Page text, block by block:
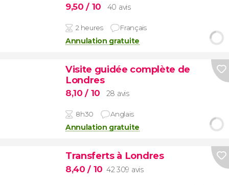
9,50/ 10 40 avis
2 heures Français
Annulation gratuite
Visite guidée complète de
Londres
8,10/ 10 28 avis
8h30 Anglais
Annulation gratuite
Transferts à Londres
8,40/ 10 42 309 avis